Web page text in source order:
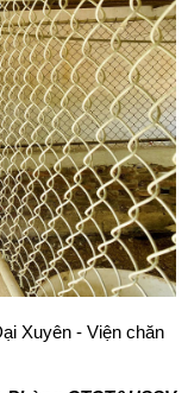
Xuyên - Viện chăn